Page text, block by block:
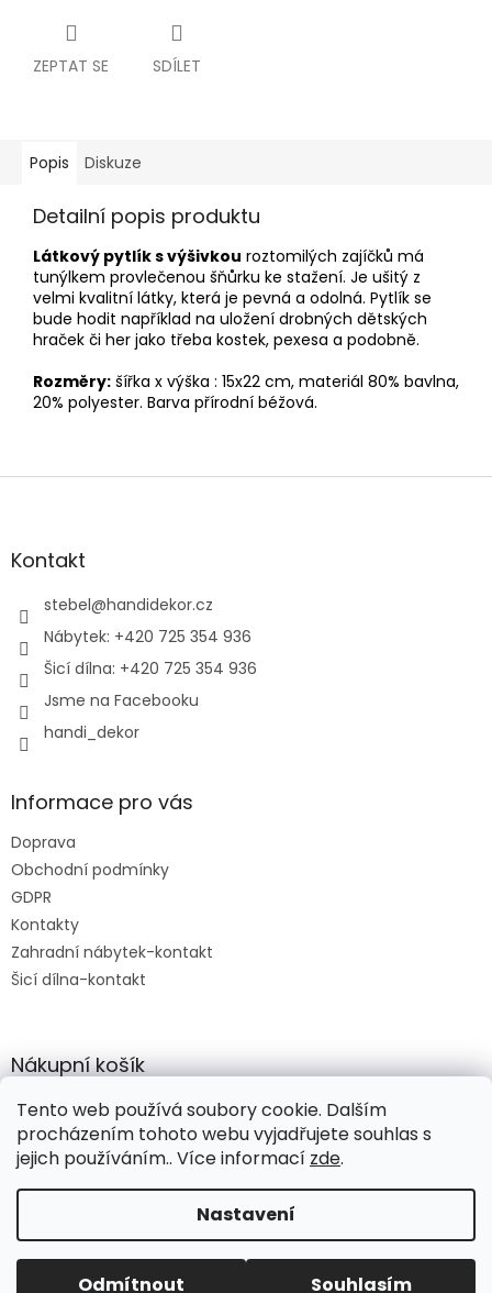
Tento web používá soubory cookie. Dalším
procházením tohoto webu vyjadřujete souhlas s
jejich používáním.. Více informací zde.
Nastavení
Odmítnout Souhlasím
ZEPTAT SE SDÍLET
Popis Diskuze
Detailní popis produktu
Látkový pytlík s výšivkou roztomilých zajíčků má
tunýlkem provlečenou šňůrku ke stažení. Je ušitý z
velmi kvalitní látky, která je pevná a odolná. Pytlík se
bude hodit například na uložení drobných dětských
hraček či her jako třeba kostek, pexesa a podobně.
Rozměry: šířka x výška : 15x22 cm, materiál 80% bavlna,
20% polyester. Barva přírodní béžová.
Z
aKontakt
stebel@handidekor.cz
Nábytek: +420 725 354 936
Šicí dílna: +420 725 354 936
Jsme na Facebooku
handi_dekor
Informace pro vás
Doprava
Obchodní podmínky
GDPR
Kontakty
Zahradní nábytek-kontakt
Šicí dílna-kontakt
Nákupní košík
0KS /0 KČ
Vytvořil Shoptet
Copyright 2026Handidekor. Všechna práva vyhrazena.Upravit
nastavení cookies